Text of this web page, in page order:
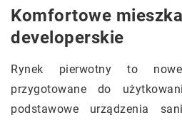
Komfortowe
developerskie
Rynek pierwotny to
przygotowane do
podstawowe urządzenia